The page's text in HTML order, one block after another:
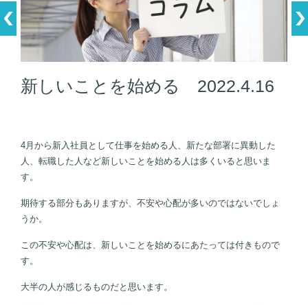
新しいことを始める 2022.4.16
4月から新入社員として仕事を始める人、新たな部署に異動した
人、転職した人など新しいことを始める人は多くいると思いま
す。
期待する部分もありますが、不安や心配が多いのではないでしょ
うか。
この不安や心配は、新しいことを始めるにあたっては付きもので
す。
大半の人が感じるものだと思います。